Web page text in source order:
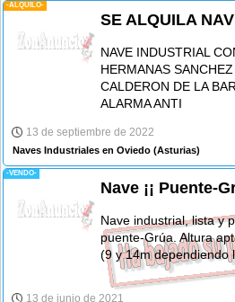
-ALQUILO-
SE ALQUILA
NAVE INDUSTRIAL
HERMANAS
CALDERON DE LA
ALARMA ANTI
13 de septiembre de 2022
Naves Industriales en Oviedo (Asturias)
-VENDO-
Nave ¡¡ Puente-
Nave industrial, lista y
puente-Grúa. Altura
(9 y 14m dependiendo
13 de junio de 2021